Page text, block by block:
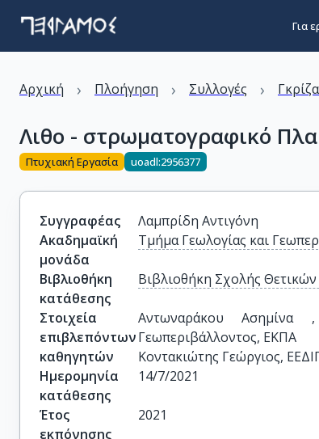
Για
Αρχική › Πλοήγηση › Συλλογές ›
Λιθο - στρωματογραφικό
Πτυχιακή Εργασία uoadl:2956377
Συγγραφέας
Λαμπρίδη Αντιγόνη
Ακαδημαϊκή
μονάδα
Τμήμα Γεωλογίας και
Βιβλιοθήκη
κατάθεσης
Βιβλιοθήκη Σχολής
Στοιχεία
επιβλεπόντων
καθηγητών
Αντωναράκου Ασημίνα
Γεωπεριβάλλοντος, ΕΚΠΑ
Κοντακιώτης Γεώργιος,
Ημερομηνία
κατάθεσης
14/7/2021
Έτος
εκπόνησης
2021